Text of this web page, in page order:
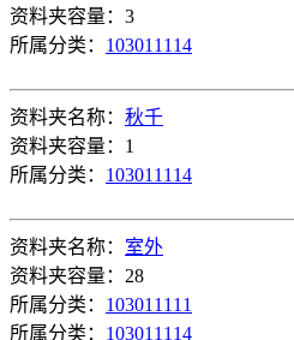
资料夹容量：3
所属分类： 103011114
资料夹名称： 秋千
资料夹容量：1
所属分类： 103011114
资料夹名称： 室外
资料夹容量：28
所属分类： 103011111
所属分类： 103011114